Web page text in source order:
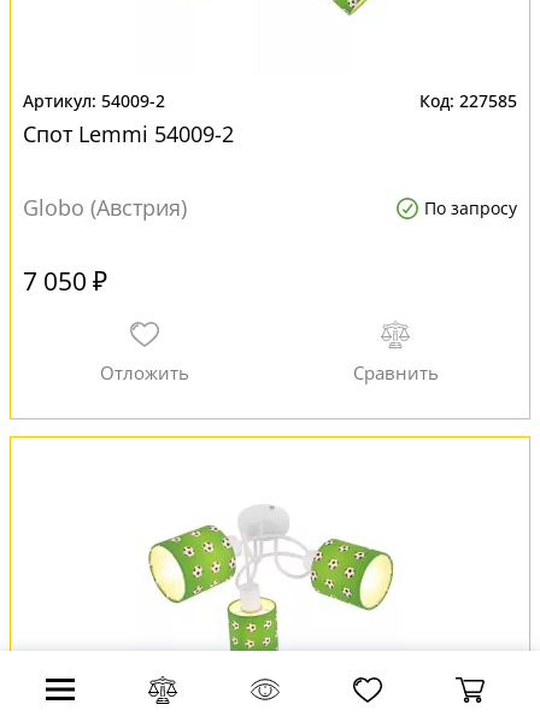
54009-2 227585
Спот Lemmi 54009-2
Globo (Австрия) По запросу
7 050 ₽